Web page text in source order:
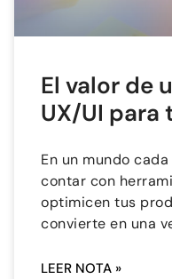
El valor de
UX/UI para
En un mundo
contar con
optimicen tus
convierte en una
LEER NOTA »